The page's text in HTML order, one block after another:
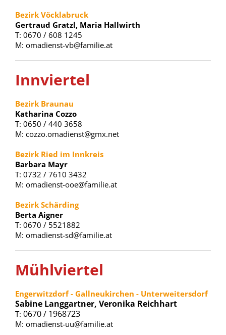
Bezirk Vöcklabruck
Gertraud Gratzl, Maria Hallwirth
T: 0670 / 608 1245
M: omadienst-vb@familie.at
Innviertel
Bezirk Braunau
Katharina Cozzo
T: 0650 / 440 3658
M: cozzo.omadienst@gmx.net
Bezirk Ried im Innkreis
Barbara Mayr
T: 0732 / 7610 3432
M: omadienst-ooe@familie.at
Bezirk Schärding
Berta Aigner
T: 0670 / 5521882
M: omadienst-sd@familie.at
Mühlviertel
Engerwitzdorf - Gallneukirchen - Unterweitersdorf
Sabine Langgartner, Veronika Reichhart
T: 0670 / 1968723
M: omadienst-uu@familie.at